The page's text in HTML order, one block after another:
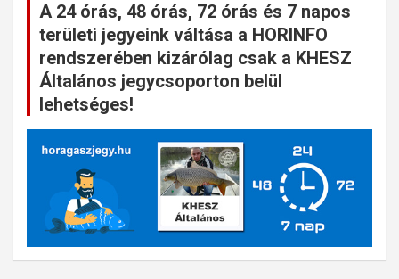
A 24 órás, 48 órás, 72 órás és 7 napos
területi jegyeink váltása a HORINFO
rendszerében kizárólag csak a KHESZ
Általános jegycsoporton belül
lehetséges!